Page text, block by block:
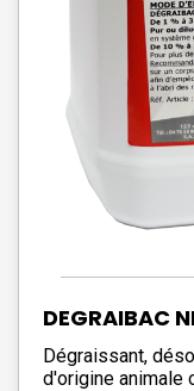
DEGRAIBAC
Dégraissant,
d'origine animale